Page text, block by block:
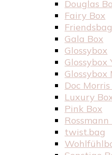
Douglas
Fairy Box
Friendsbag
Gala Box
Glossybox
Glossybox
Glossybox
Doc Morris
Luxury
Pink Box
Rossmann
twist.bag